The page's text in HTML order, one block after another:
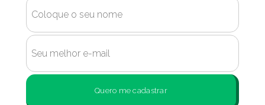
Quero me cadastrar